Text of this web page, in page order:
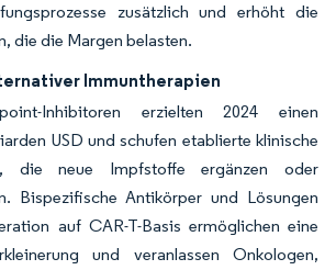
zusätzlich und erhöht die
die die Margen belasten.
Immuntherapien
Inhibitoren erzielten 2024 einen
USD und schufen etablierte klinische
die neue Impfstoffe ergänzen oder
Bispezifische Antikörper und Lösungen
auf CAR-T-Basis ermöglichen eine
und veranlassen Onkologen,